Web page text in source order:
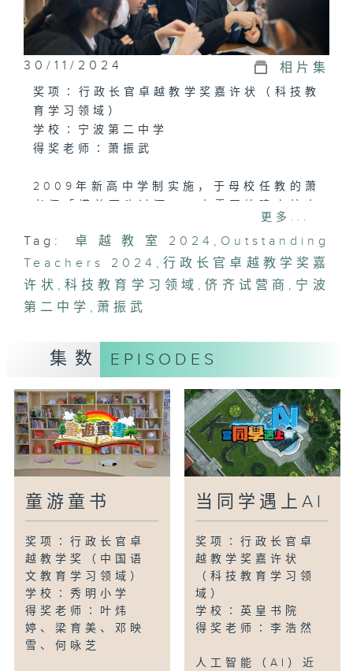
30/11/2024 相片集
奖项∶行政长官卓越教学奖嘉许状（科技教
育学习领域）
学校∶宁波第二中学
得奖老师∶萧振武
2009年新高中学制实施，于母校任教的萧
商业课程。萧老师认为商业学习不能纸上谈
兵，必须通过实践才能融会贯通。
在专题研习课堂，学生化身销售人员、消费
者、公司管理层等角色，运用课堂所学的加
萧老师认为商业教育不应限于高中选修科，
他建议校方在中三开始引入会计与商业管理
课程，让同学早点掌握商管基础知识，及早
认识这个学科并非单学计数，方便日后选
科。
计与财务概论科的重点活动，同学由采购货
销售策略，并将盈余捐赠慈善机构，身体力
行体验何为社会责任。
编导：林嘉宝
更多...
Tag: 卓越教室2024 , Outstanding
Teachers 2024 ,行政长官卓越教学奖嘉
许状 , 科技教育学习领域 ,侪齐试营商 , 宁波
第二中学 , 萧振武
集数 EPISODES
童游童书
奖项∶行政长官卓
越教学奖（中国语
文教育学习领域）
学校∶秀明小学
得奖老师∶叶炜
婷、梁育美、邓映
雪、何咏芝
当同学遇上AI
奖项∶行政长官卓
越教学奖嘉许状
（科技教育学习领
域）
学校∶英皇书院
得奖老师∶李浩然
人工智能（AI）近